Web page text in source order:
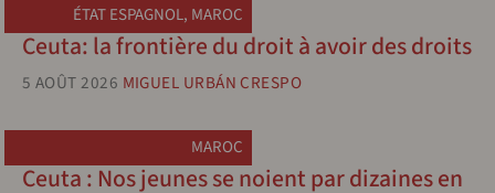
ÉTAT ESPAGNOL, MAROC
Ceuta: la frontière du droit à avoir des droits
5 AOÛT 2026 MIGUEL URBÁN CRESPO
MAROC
Ceuta : Nos jeunes se noient par dizaines en